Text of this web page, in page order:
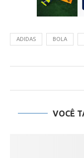
ADIDAS BOLA
VOCÊ